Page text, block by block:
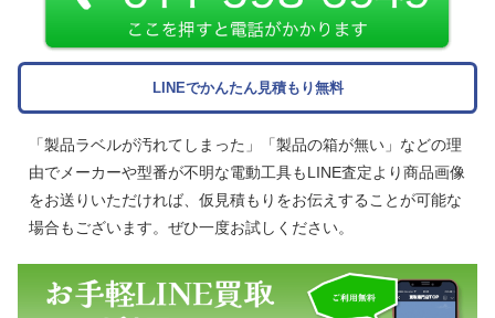
LINEでかんたん見積もり無料
「製品ラベルが汚れてしまった」「製品の箱が無い」などの理
由でメーカーや型番が不明な電動工具もLINE査定より商品画像
をお送りいただければ、仮見積もりをお伝えすることが可能な
場合もございます。ぜひ一度お試しください。